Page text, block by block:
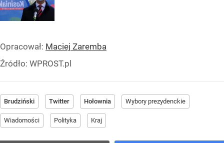
Opracował: Maciej Zaremba
Źródło: WPROST.pl
Brudziński Twitter Hołownia Wybory prezydenckie
Wiadomości Polityka Kraj